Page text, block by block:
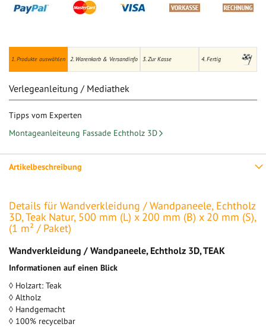
1. Produkte auswählen 2. Warenkorb & Versandinfo 3. Zur Kasse 4. Fertig
Artikelbeschreibung
Details für Wandverkleidung / Wandpaneele, Echtholz
3D, Teak Natur, 500 mm (L) x 200 mm (B) x 20 mm (S),
(1 m² / Paket)
Wandverkleidung / Wandpaneele, Echtholz 3D, TEAK
Informationen auf einen Blick
◊ Holzart: Teak
◊ Altholz
◊ Handgemacht
◊ 100% recycelbar
Verlegeanleitung / Mediathek
Tipps vom Experten
Montageanleiteung Fassade Echtholz 3D